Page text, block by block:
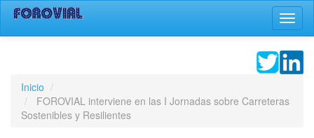
Pasar
contenido
Inicio
FOROVIAL interviene en las I Jornadas sobre Carreteras
Sostenibles y Resilientes